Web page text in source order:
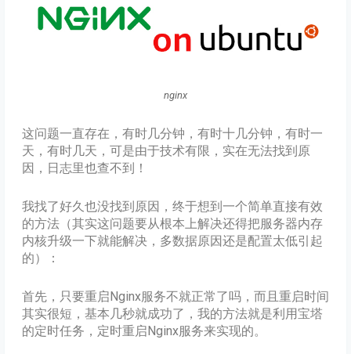
nginx
这问题一直存在，有时几分钟，有时十几分钟，有时一
天，有时几天，可是由于技术有限，实在无法找到原
因，日志里也查不到！
我找了好久也没找到原因，终于想到一个简单直接有效
的方法（其实这问题要从根本上解决还得把服务器内存
内核升级一下就能解决，多数据原因还是配置太低引起
的）：
首先，只要重启Nginx服务不就正常了吗，而且重启时间
其实很短，基本几秒就成功了，我的方法就是利用宝塔
的定时任务，定时重启Nginx服务来实现的。